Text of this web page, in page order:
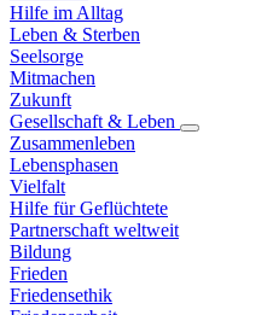
Hilfe im Alltag
Leben & Sterben
Seelsorge
Mitmachen
Zukunft
Gesellschaft & Leben
Zusammenleben
Lebensphasen
Vielfalt
Hilfe für Geflüchtete
Partnerschaft weltweit
Bildung
Frieden
Friedensethik